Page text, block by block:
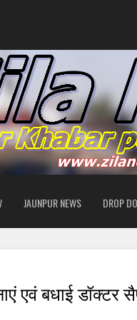
JAUNPUR NEWS DROP
एवं बधाई डॉक्टर